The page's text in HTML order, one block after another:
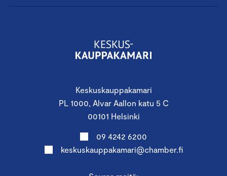
Keskuskauppakamari
PL 1000, Alvar Aallon katu 5 C
00101 Helsinki
09 4242 6200
keskuskauppakamari@chamber.fi